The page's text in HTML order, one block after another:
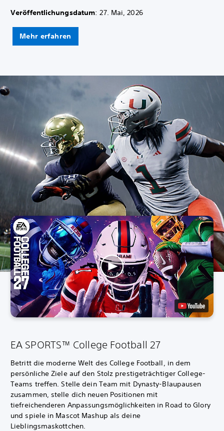
Veröffentlichungsdatum: 27. Mai, 2026
Mehr erfahren
EA SPORTS™ College Football 27
Betritt die moderne Welt des College Football, in dem
persönliche Ziele auf den Stolz prestigeträchtiger College-
Teams treffen. Stelle dein Team mit Dynasty-Blaupausen
zusammen, stelle dich neuen Positionen mit
tiefreichenderen Anpassungsmöglichkeiten in Road to Glory
und spiele in Mascot Mashup als deine
Lieblingsmaskottchen.